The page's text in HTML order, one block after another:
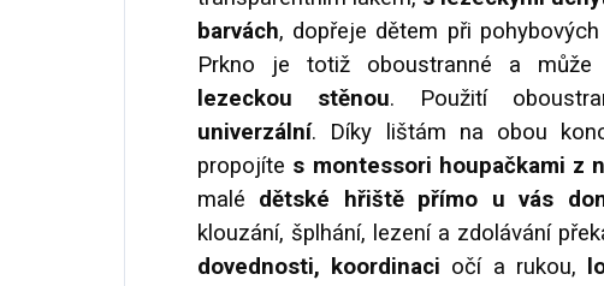
barvách, dopřeje dětem při
Prkno je totiž oboustranné a
lezeckou stěnou. Použití
univerzální. Díky lištám na obou
propojíte s montessori houpačkami z
malé dětské hřiště přímo u vás
klouzání, šplhání, lezení a zdolávání
dovednosti, koordinaci očí a rukou,